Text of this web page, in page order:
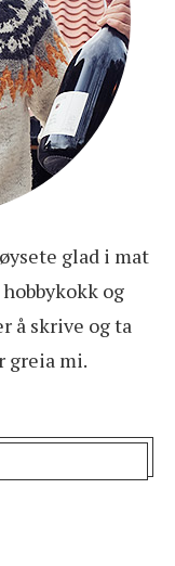
glad i mat
hobbykokk og
å skrive og ta
greia mi.